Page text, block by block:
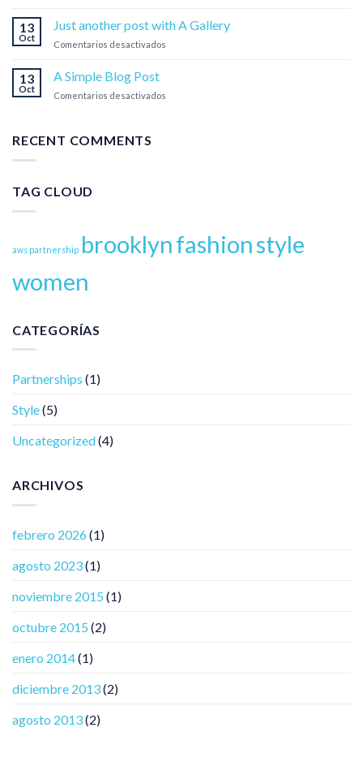
Modern
to
13
Oct
Just another post with A Gallery
Comentarios desactivados
13
Oct
A Simple Blog Post
Comentarios desactivados
RECENT COMMENTS
TAG CLOUD
aws partnership brooklynfashionstyle
women
CATEGORÍAS
Partnerships (1)
Style(5)
Uncategorized(4)
ARCHIVOS
febrero 2026 (1)
agosto 2023(1)
noviembre 2015 (1)
octubre 2015 (2)
enero 2014(1)
diciembre 2013(2)
agosto 2013(2)